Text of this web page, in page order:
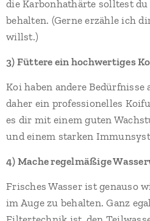
die Karbonhathärte solltest
behalten. (Gerne erzähle ich
willst.)
3) Füttere ein hochwertiges
Koi haben andere Bedürfnisse
daher ein professionelles
es dir mit einem guten
und einem starken
4) Mache regelmäßige
Frisches Wasser ist genauso
im Auge zu behalten. Ganz